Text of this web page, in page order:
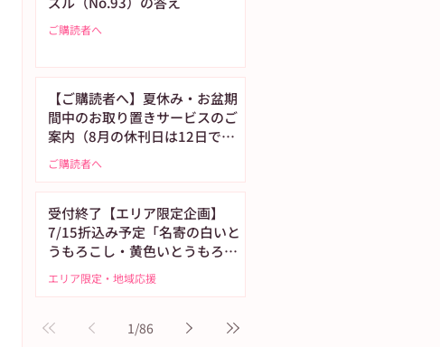
ご購読者へ
【ご購読者へ】夏休み・お盆期
間中のお取り置きサービスのご
案内（8月の休刊日は12日で
す）
ご購読者へ
受付終了【エリア限定企画】
7/15折込み予定「名寄の白いと
うもろこし・黄色いとうもろこ
し恵味（めぐみ）」
エリア限定・地域応援
1/86